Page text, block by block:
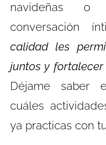
navideñas
conversación
calidad les
juntos y
Déjame saber
cuáles
ya practicas con